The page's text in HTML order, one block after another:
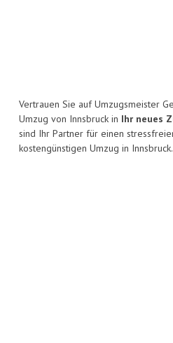
Vertrauen Sie auf Umzugsmeister
Umzug von Innsbruck in Ihr neues
sind Ihr Partner für einen
kostengünstigen Umzug in Innsbruck.